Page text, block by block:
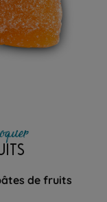
de fruits